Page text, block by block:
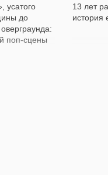
усатого
до
поп-сцены
13 лет
история